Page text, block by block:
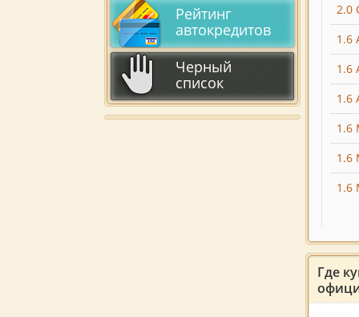
2.0
1.6
1.6
1.6
1.6
1.6
1.6
Где
Рейтинг
автокредитов
Черный
список